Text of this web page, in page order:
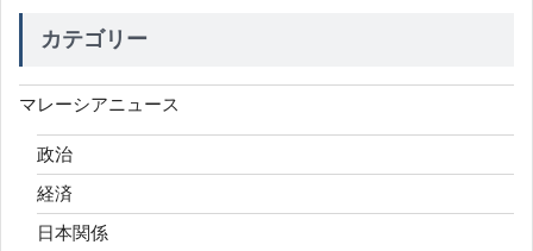
カテゴリー
マレーシアニュース
政治
経済
日本関係